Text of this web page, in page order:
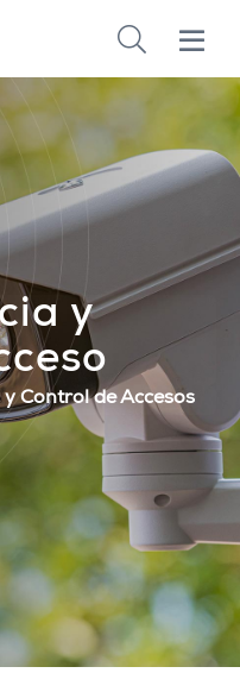
y
Control de Accesos